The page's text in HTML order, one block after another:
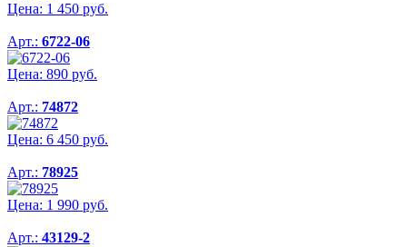
Цена: 1 450 руб.
Арт.: 6722-06
Цена: 890 руб.
Арт.: 74872
Цена: 6 450 руб.
Арт.: 78925
Цена: 1 990 руб.
Арт.: 43129-2